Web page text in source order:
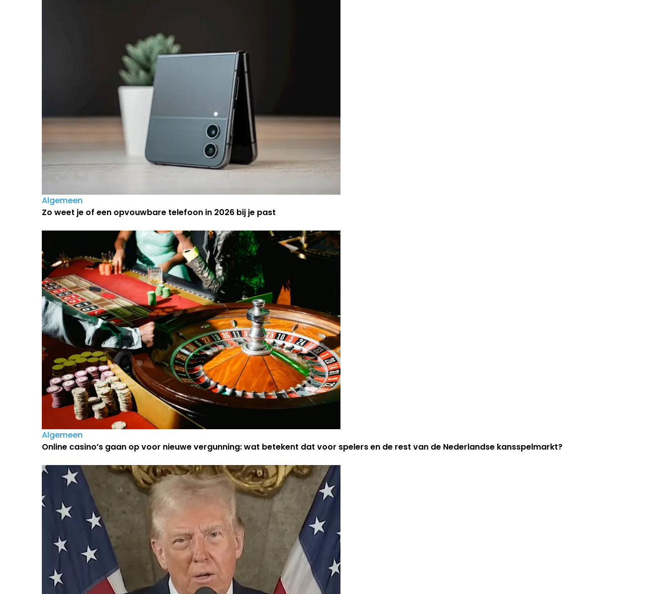
Algemeen
Zo weet je of een opvouwbare telefoon in 2026 bij je past
Algemeen
Online casino’s gaan op voor nieuwe vergunning: wat betekent dat voor spelers en de rest van de Nederlandse kansspelmarkt?